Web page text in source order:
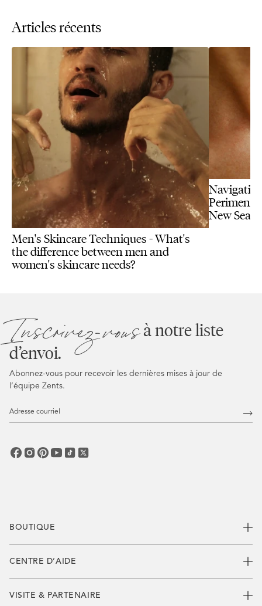
Articles récents
Men's Skincare Techniques - What's
the difference between men and
women's skincare needs?
New
BOUTIQUE
CENTRE D’AIDE
VISITE & PARTENAIRE
Inscrivez-vousà notre liste
d’envoi.
Abonnez-vous pour recevoir les dernières mises à jour de
l’équipe Zents.
Adresse